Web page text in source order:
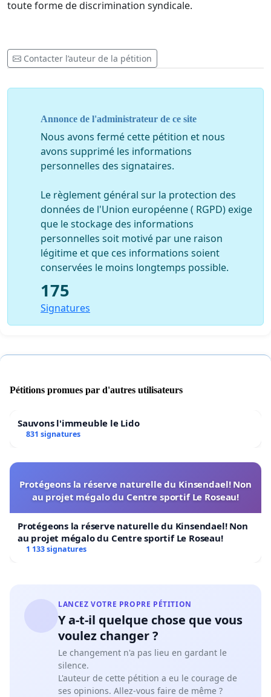
toute forme de discrimination syndicale.
Contacter l’auteur de la pétition
Annonce de l'administrateur de ce site
Nous avons fermé cette pétition et nous
avons supprimé les informations
personnelles des signataires.
Le règlement général sur la protection des
données de l'Union européenne ( RGPD) exige
que le stockage des informations
personnelles soit motivé par une raison
légitime et que ces informations soient
conservées le moins longtemps possible.
175
Signatures
Pétitions promues par d'autres utilisateurs
Sauvons l'immeuble le Lido
831 signatures
Protégeons la réserve naturelle du Kinsendael! Non
au projet mégalo du Centre sportif Le Roseau!
Protégeons la réserve naturelle du Kinsendael! Non
au projet mégalo du Centre sportif Le Roseau!
1 133 signatures
LANCEZ VOTRE PROPRE PÉTITION
Y a-t-il quelque chose que vous
voulez changer ?
Le changement n'a pas lieu en gardant le
silence.
L'auteur de cette pétition a eu le courage de
ses opinions. Allez-vous faire de même ?